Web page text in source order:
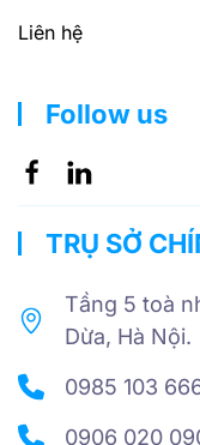
Liên hệ
Follow us
TRỤ SỞ
Tầng 5 toà
Dừa, Hà Nội.
0985 103
0906 020